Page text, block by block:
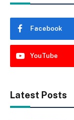
Facebook
YouTube
Latest Posts